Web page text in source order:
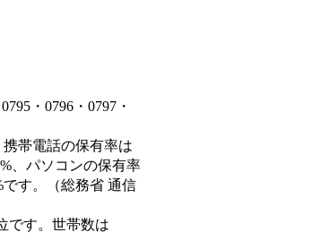
・0796・0797・
帯電話の保有率は
、パソコンの保有率
す。（総務省 通信
です。世帯数は